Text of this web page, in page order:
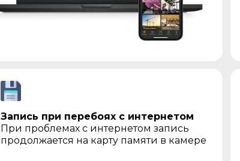
Запись при перебоях с интернетом
При проблемах с интернетом запись
продолжается на карту памяти в камере